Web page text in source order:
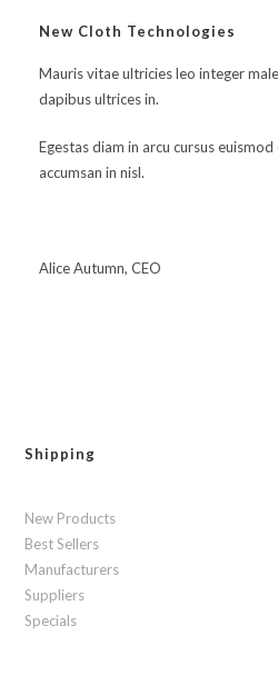
New Cloth Technologies
Mauris vitae ultricies leo integer
dapibus ultrices in.
Egestas diam in arcu cursus
accumsan in nisl.
Alice Autumn, CEO
Shipping
New Products
Best Sellers
Manufacturers
Suppliers
Specials